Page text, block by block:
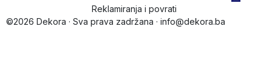
Reklamiranja i povrati
©2026 Dekora · Sva prava zadržana · info@dekora.ba